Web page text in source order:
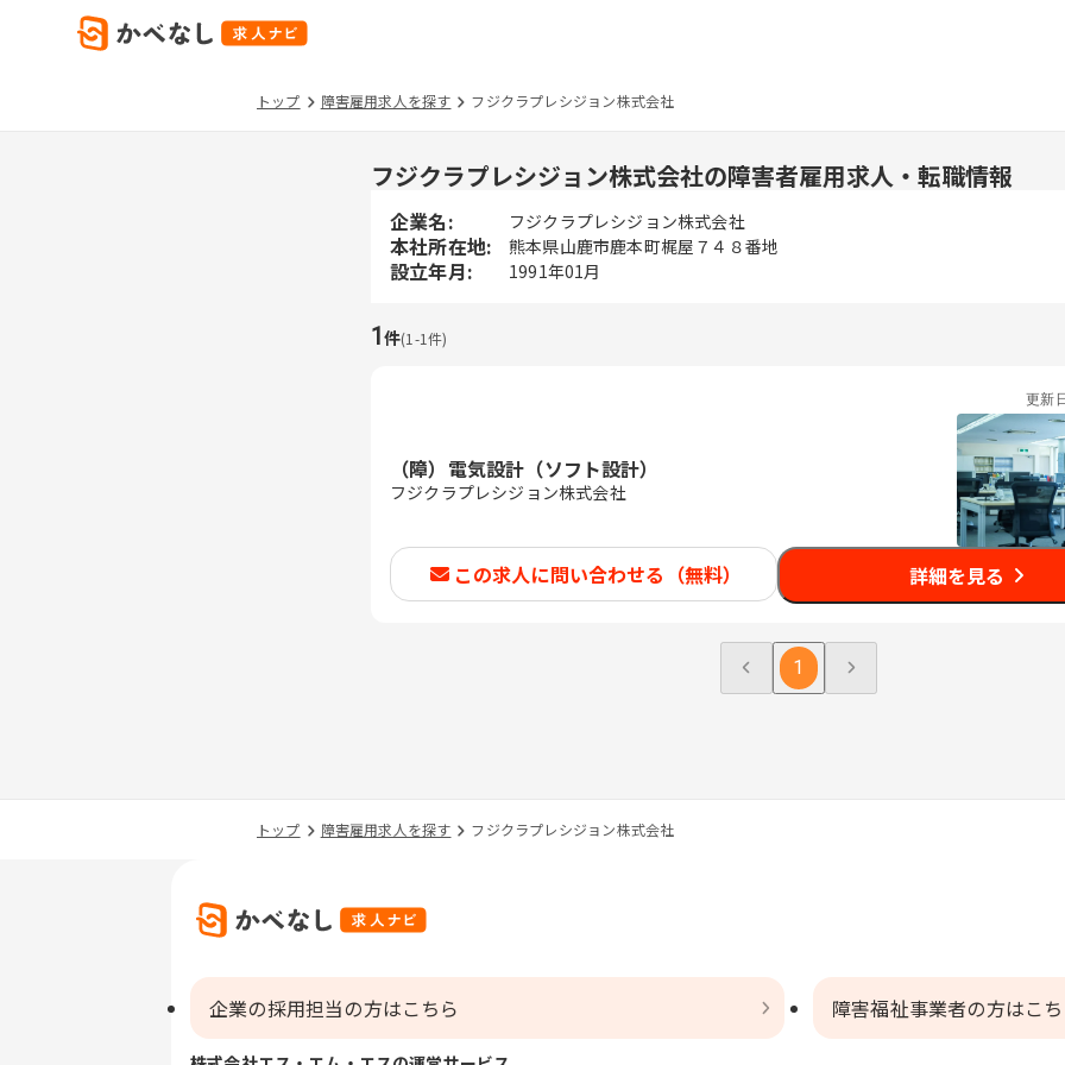
トップ 障害雇用求人を探す フジクラプレシジョン株式会社
フジクラプレシジョン株式会社の障害者雇用求人・転職情報
企業名: フジクラプレシジョン株式会社
本社所在地: 熊本県山鹿市鹿本町梶屋７４８番地
設立年月: 1991年01月
1 件(1 -1件)
更新
（障）電気設計（ソフト設計）
フジクラプレシジョン株式会社
この求人に問い合わせる（無料） 詳細を見る
1
トップ 障害雇用求人を探す フジクラプレシジョン株式会社
企業の採用担当の方はこちら 障害福祉事業者の方はこ